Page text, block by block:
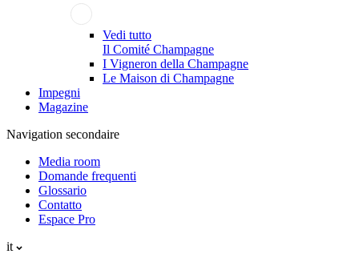
Vedi tutto
Il Comité Champagne
I Vigneron della Champagne
Le Maison di Champagne
Impegni
Magazine
Navigation secondaire
Media room
Domande frequenti
Glossario
Contatto
Espace Pro
it